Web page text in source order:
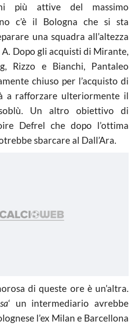
più attive del massimo
c’è il Bologna che si sta
una squadra all’altezza
Dopo gli acquisti di Mirante,
Rizzo e Bianchi, Pantaleo
chiuso per l’acquisto di
a rafforzare ulteriormente il
Un altro obiettivo di
Defrel che dopo l’ottima
sbarcare al Dall’Ara.
di queste ore è un’altra.
‘ un intermediario avrebbe
l’ex Milan e Barcellona